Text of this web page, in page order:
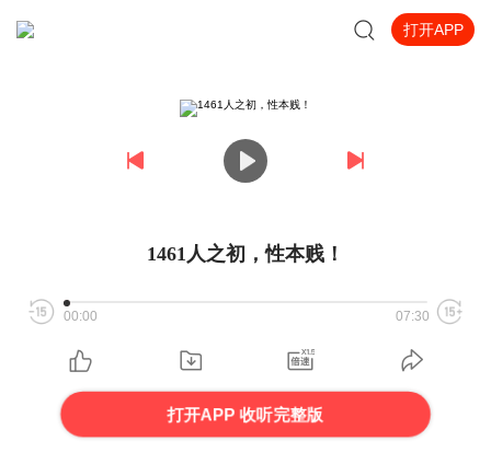
打开APP
1461人之初，性本贱！
00:00 07:30
打开APP 收听完整版